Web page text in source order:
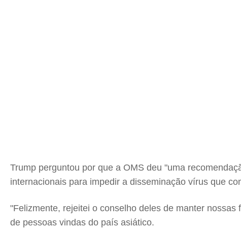
Trump perguntou por que a OMS deu "uma
internacionais para impedir a disseminação vírus que
"Felizmente, rejeitei o conselho deles de manter
de pessoas vindas do país asiático.